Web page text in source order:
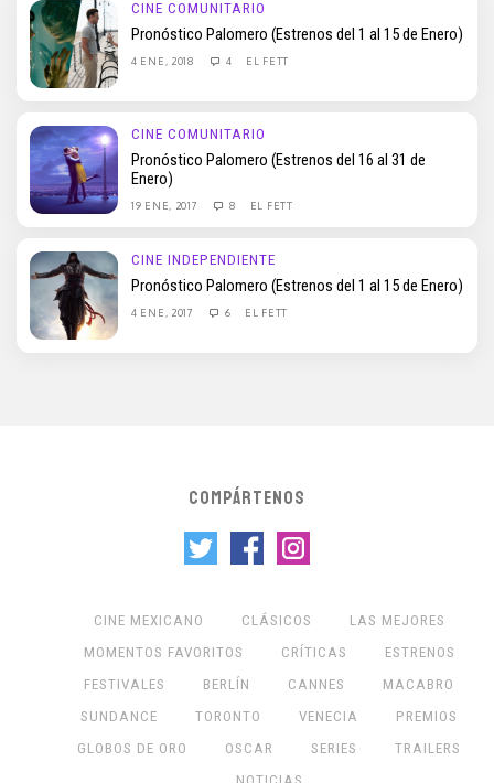
CINE COMUNITARIO
Pronóstico Palomero (Estrenos del 1 al 15 de Enero)
4 ENE, 2018 4 EL FETT
CINE COMUNITARIO
Pronóstico Palomero (Estrenos del 16 al 31 de
Enero)
19 ENE, 2017 8 EL FETT
CINE INDEPENDIENTE
Pronóstico Palomero (Estrenos del 1 al 15 de Enero)
4 ENE, 2017 6 EL FETT
COMPÁRTENOS
CINE MEXICANO CLÁSICOS
LAS MEJORES
MOMENTOS FAVORITOS
CRÍTICAS
ESTRENOS
FESTIVALES
BERLÍN CANNES
MACABRO
SUNDANCE
TORONTO VENECIA
PREMIOS
GLOBOS DE ORO
OSCAR SERIES
TRAILERS